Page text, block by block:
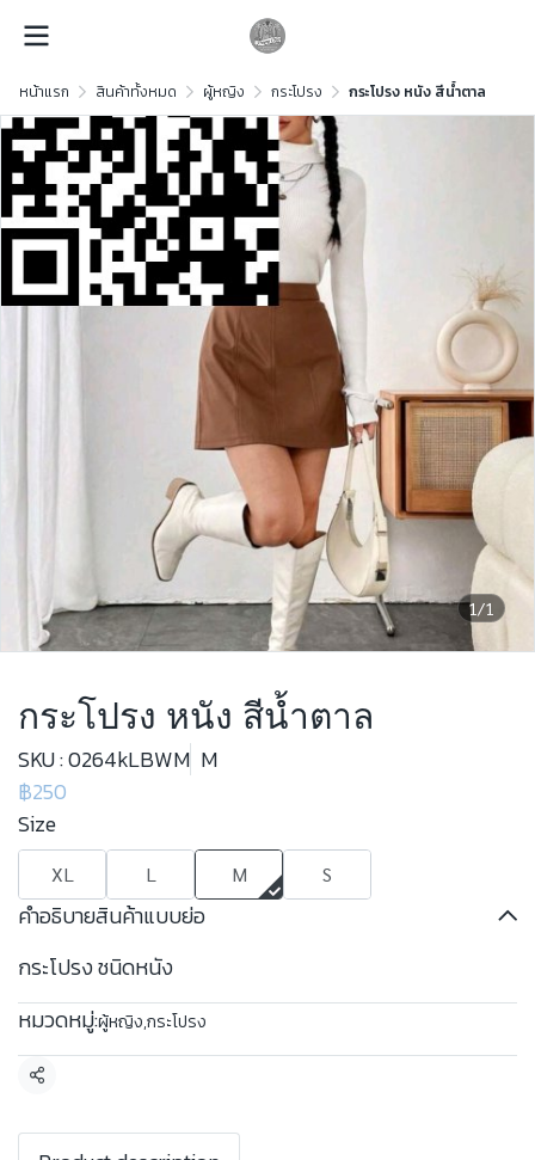
หน้าแรก สินค้าทั้งหมด ผู้หญิง กระโปรง กระโปรง หนัง สีน้ำตาล
1/1
กระโปรง หนัง สีน้ำตาล
SKU : 0264kLBWM M
฿250
Size
XL L M S
คำอธิบายสินค้าแบบย่อ
กระโปรง ชนิดหนัง
หมวดหมู่:ผู้หญิง,กระโปรง
แชร์